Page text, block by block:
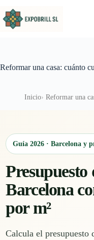
Reformar una casa: cuánto
Inicio Reformar una
Guía 2026 · Barcelona y
Presupuesto
Barcelona
por m²
Calcula el presupuesto